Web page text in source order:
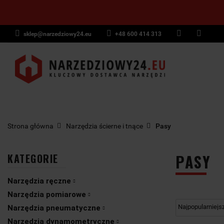
sklep@narzedziowy24.eu +48 600 414 313
Narzędzia
Narzędzia
Strona główna Narzędzia ścierne i tnące Pasy
KATEGORIE
Narzędzia ręczne
Narzędzia pomiarowe
Narzędzia pneumatyczne
Narzędzia dynamometryczne
PASY